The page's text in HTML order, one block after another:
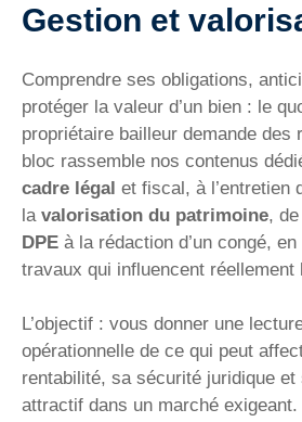
Gestion et
Comprendre ses obligations,
protéger la valeur d’un bien : le
propriétaire bailleur demande des
bloc rassemble nos contenus
cadre légal et fiscal, à l’entretien
la valorisation du patrimoine,
DPE à la rédaction d’un congé,
travaux qui influencent réellement
L’objectif : vous donner une
opérationnelle de ce qui peut
rentabilité, sa sécurité juridique
attractif dans un marché exigeant.